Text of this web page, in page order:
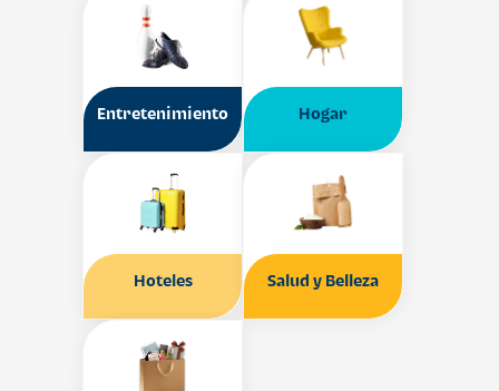
Entretenimiento Hogar
Hoteles Salud y Belleza